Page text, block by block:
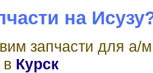
на
запчасти для а/
в Курск